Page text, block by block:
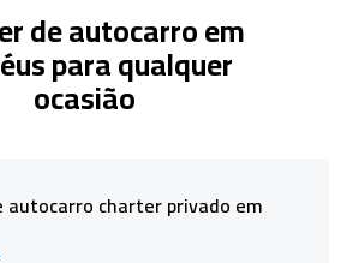
de autocarro em
para qualquer
ocasião
autocarro charter privado em